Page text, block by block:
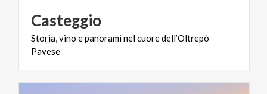
Casteggio
Storia,vino epanoraminelcuoredell’Oltrepò
Pavese